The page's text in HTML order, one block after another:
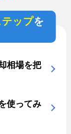
ップを
相場を把
使ってみ